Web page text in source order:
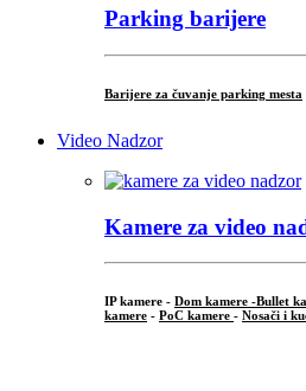
Parking barijere
Barijere za čuvanje parking mesta
Video Nadzor
Kamere za video
IP kamere - Dom kamere -Bullet
kamere - PoC kamere - Nosači i